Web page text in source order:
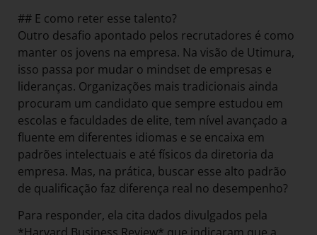
## E como reter esse talento?
Outro desafio apontado pelos recrutadores é como
manter os jovens na empresa. Na visão de Utimura,
isso passa por mudar o mindset de empresas e
lideranças. Organizações mais tradicionais ainda
procuram um candidato que sempre estudou em
escolas e faculdades de elite, tem nível avançado a
fluente em diferentes idiomas e se encaixa em
padrões intelectuais e até físicos da diretoria da
empresa. Mas, na prática, buscar esse alto padrão
de qualificação faz diferença real no desempenho?
Para responder, ela cita dados divulgados pela